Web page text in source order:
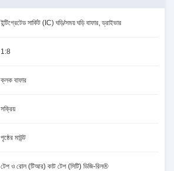
ইন্টিগ্রেটেড সার্কিট (IC) ঘড়ি/সময় ঘড়ি বাফার, ড্রাইভার
1:8
ক্লক বাফার
সক্রিয়
পৃষ্ঠের মাউন্ট
টেপ ও রোল (টিআর) কাট টেপ (সিটি) ডিজি-রিল®